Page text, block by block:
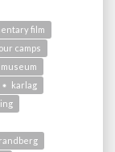
film
camps
karlag